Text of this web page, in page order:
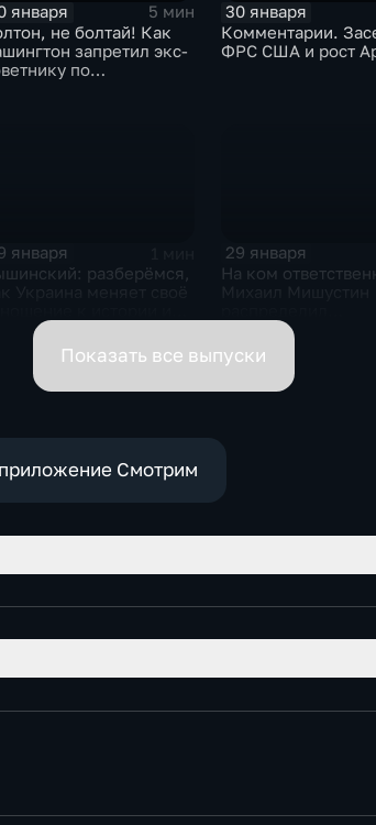
января
5 мин
не болтай! Как
запретил экс-
по
30 января
Комментарии.
ФРС США и рост
января
разберёмся,
29 января
На ком
обязанности вице-
премьеров
Показать все выпуски
Смотрим